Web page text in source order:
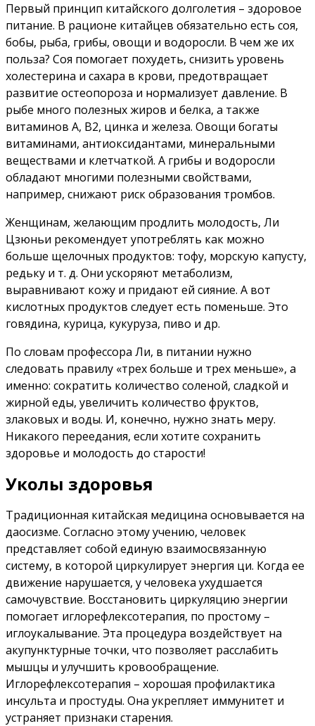
Первый принцип китайского долголетия – здоровое
питание. В рационе китайцев обязательно есть соя,
бобы, рыба, грибы, овощи и водоросли. В чем же их
польза? Соя помогает похудеть, снизить уровень
холестерина и сахара в крови, предотвращает
развитие остеопороза и нормализует давление. В
рыбе много полезных жиров и белка, а также
витаминов А, В2, цинка и железа. Овощи богаты
витаминами, антиоксидантами, минеральными
веществами и клетчаткой. А грибы и водоросли
обладают многими полезными свойствами,
например, снижают риск образования тромбов.
Женщинам, желающим продлить молодость, Ли
Цзюньи рекомендует употреблять как можно
больше щелочных продуктов: тофу, морскую капусту,
редьку и т. д. Они ускоряют метаболизм,
выравнивают кожу и придают ей сияние. А вот
кислотных продуктов следует есть поменьше. Это
говядина, курица, кукуруза, пиво и др.
По словам профессора Ли, в питании нужно
следовать правилу «трех больше и трех меньше», а
именно: сократить количество соленой, сладкой и
жирной еды, увеличить количество фруктов,
злаковых и воды. И, конечно, нужно знать меру.
Никакого переедания, если хотите сохранить
здоровье и молодость до старости!
Уколы здоровья
Традиционная китайская медицина основывается на
даосизме. Согласно этому учению, человек
представляет собой единую взаимосвязанную
систему, в которой циркулирует энергия ци. Когда ее
движение нарушается, у человека ухудшается
самочувствие. Восстановить циркуляцию энергии
помогает иглорефлексотерапия, по простому –
иглоукалывание. Эта процедура воздействует на
акупунктурные точки, что позволяет расслабить
мышцы и улучшить кровообращение.
Иглорефлексотерапия – хорошая профилактика
инсульта и простуды. Она укрепляет иммунитет и
устраняет признаки старения.